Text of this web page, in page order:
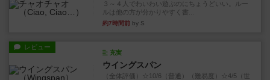
３～４人でわいわい遊ぶのにちょうどいい。ルー
ルは他の方が分かりやすく書...
約7時間前 by S
レビュー
充実
ウイングスパン
（全体評価）☆10/6（普通）（難易度）☆4/5（世